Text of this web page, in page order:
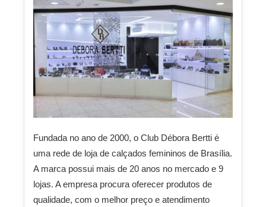
Fundada no ano de 2000, o Club Débora Bertti é
uma rede de loja de calçados femininos de Brasília.
A marca possui mais de 20 anos no mercado e 9
lojas. A empresa procura oferecer produtos de
qualidade, com o melhor preço e atendimento